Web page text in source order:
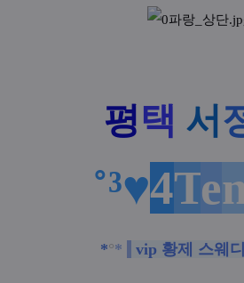
평택 서
˚³♥4Te
*°* vip 황제 스웨